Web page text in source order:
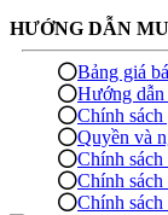
HƯỚNG DẪN
Bảng giá
Hướng dẫn
Chính sách
Quyền và
Chính
Chính sách
Chính